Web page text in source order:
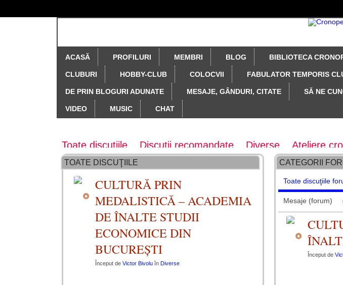
ACASĂ PROFILURI MEMBRI BLOG BIBLIOTECA
CLUBURI HOBBY-CLUB COLOCVII FABULATOR TEMPORIS
DE PRIN BLOGURI ADUNATE MESAJE, GÂNDURI, CITATE SĂ NE
VIDEO MUSIC CHAT
Toate discuțiile Discuții recomandate Diverse Ateliere
Colectia revistei Cronos
Colecţia revistei Taifas literar
Creativitate, originalitate, drepturi, concepte
Gânduri fugare
Să ne cunoaştem ţara
Teste, chestionare, probe diverse
CATEGORII
Toate discuţiile
Mesaje (forum)
Început de
TOATE DISCUŢIILE
CULTURĂ PRIN
MEDALISTICĂ – ACADEMIA
DE ÎNALTE STUDII
ECONOMICE DIN
BUCUREȘTI
Început de Victor Bivolu în Diverse